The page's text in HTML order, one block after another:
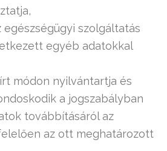
szolgáltatás
egyéb adatokkal
módon nyilvántartja és
a jogszabályban
továbbításáról az
az ott meghatározott